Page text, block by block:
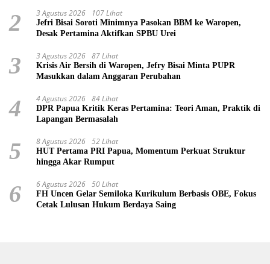
2 3 Agustus 2026 107 Lihat
Jefri Bisai Soroti Minimnya Pasokan BBM ke Waropen,
Desak Pertamina Aktifkan SPBU Urei
3 3 Agustus 2026 87 Lihat
Krisis Air Bersih di Waropen, Jefry Bisai Minta PUPR
Masukkan dalam Anggaran Perubahan
4 4 Agustus 2026 84 Lihat
DPR Papua Kritik Keras Pertamina: Teori Aman, Praktik di
Lapangan Bermasalah
5 8 Agustus 2026 52 Lihat
HUT Pertama PRI Papua, Momentum Perkuat Struktur
hingga Akar Rumput
6 6 Agustus 2026 50 Lihat
FH Uncen Gelar Semiloka Kurikulum Berbasis OBE, Fokus
Cetak Lulusan Hukum Berdaya Saing